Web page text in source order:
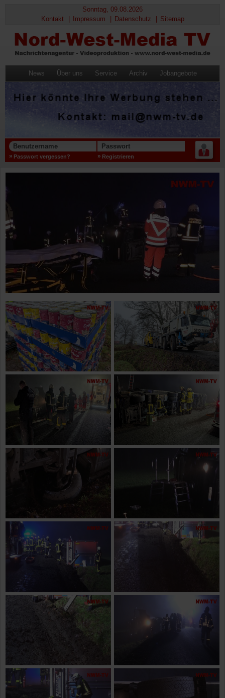
Sonntag, 09.08.2026
Kontakt
Impressum Datenschutz Sitemap
News Über uns Service Archiv Jobangebote
Benutzername Passwort
Passwort vergessen? Registrieren